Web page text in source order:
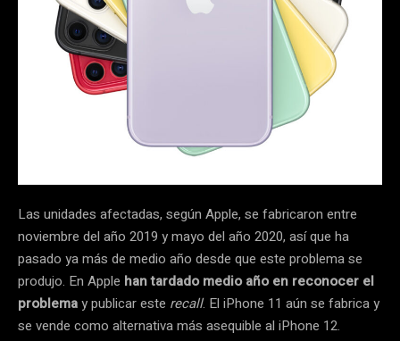
Las unidades afectadas, según Apple, se fabricaron entre
noviembre del año 2019 y mayo del año 2020, así que ha
pasado ya más de medio año desde que este problema se
produjo. En Apple han tardado medio año en reconocer el
problemay publicar este recall. El iPhone 11 aún se fabrica y
se vende como alternativa más asequible al iPhone 12.